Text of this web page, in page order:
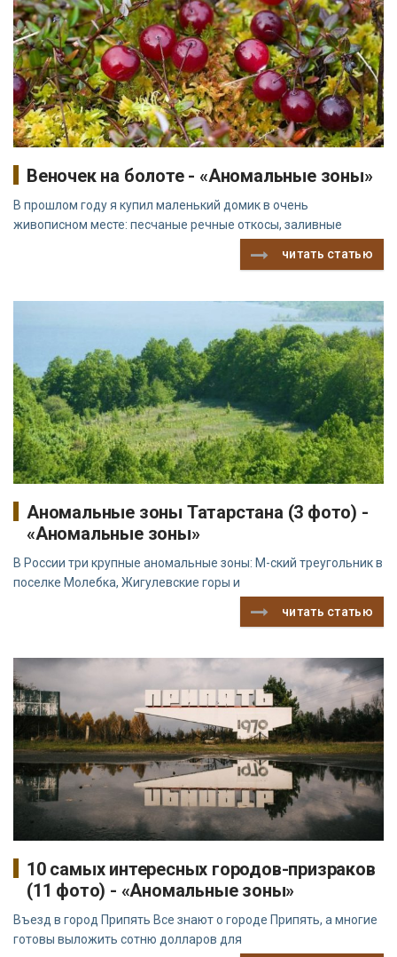
Веночек на болоте - «Аномальные зоны»
В прошлом году я купил маленький домик в очень
живописном месте: песчаные речные откосы, заливные
читать статью
Аномальные зоны Татарстана (3 фото) -
«Аномальные зоны»
В России три крупные аномальные зоны: М-ский треугольник в
поселке Молебка, Жигулевские горы и
читать статью
10 самых интересных городов-призраков
(11 фото) - «Аномальные зоны»
Въезд в город Припять Все знают о городе Припять, а многие
готовы выложить сотню долларов для